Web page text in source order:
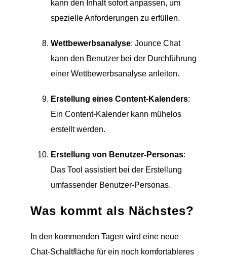
kann den Inhalt sofort anpassen, um
spezielle Anforderungen zu erfüllen.
Wettbewerbsanalyse: Jounce Chat
kann den Benutzer bei der Durchführung
einer Wettbewerbsanalyse anleiten.
Erstellung eines Content-Kalenders:
Ein Content-Kalender kann mühelos
erstellt werden.
Erstellung von Benutzer-Personas:
Das Tool assistiert bei der Erstellung
umfassender Benutzer-Personas.
Was kommt als Nächstes?
In den kommenden Tagen wird eine neue
Chat-Schaltfläche für ein noch komfortableres